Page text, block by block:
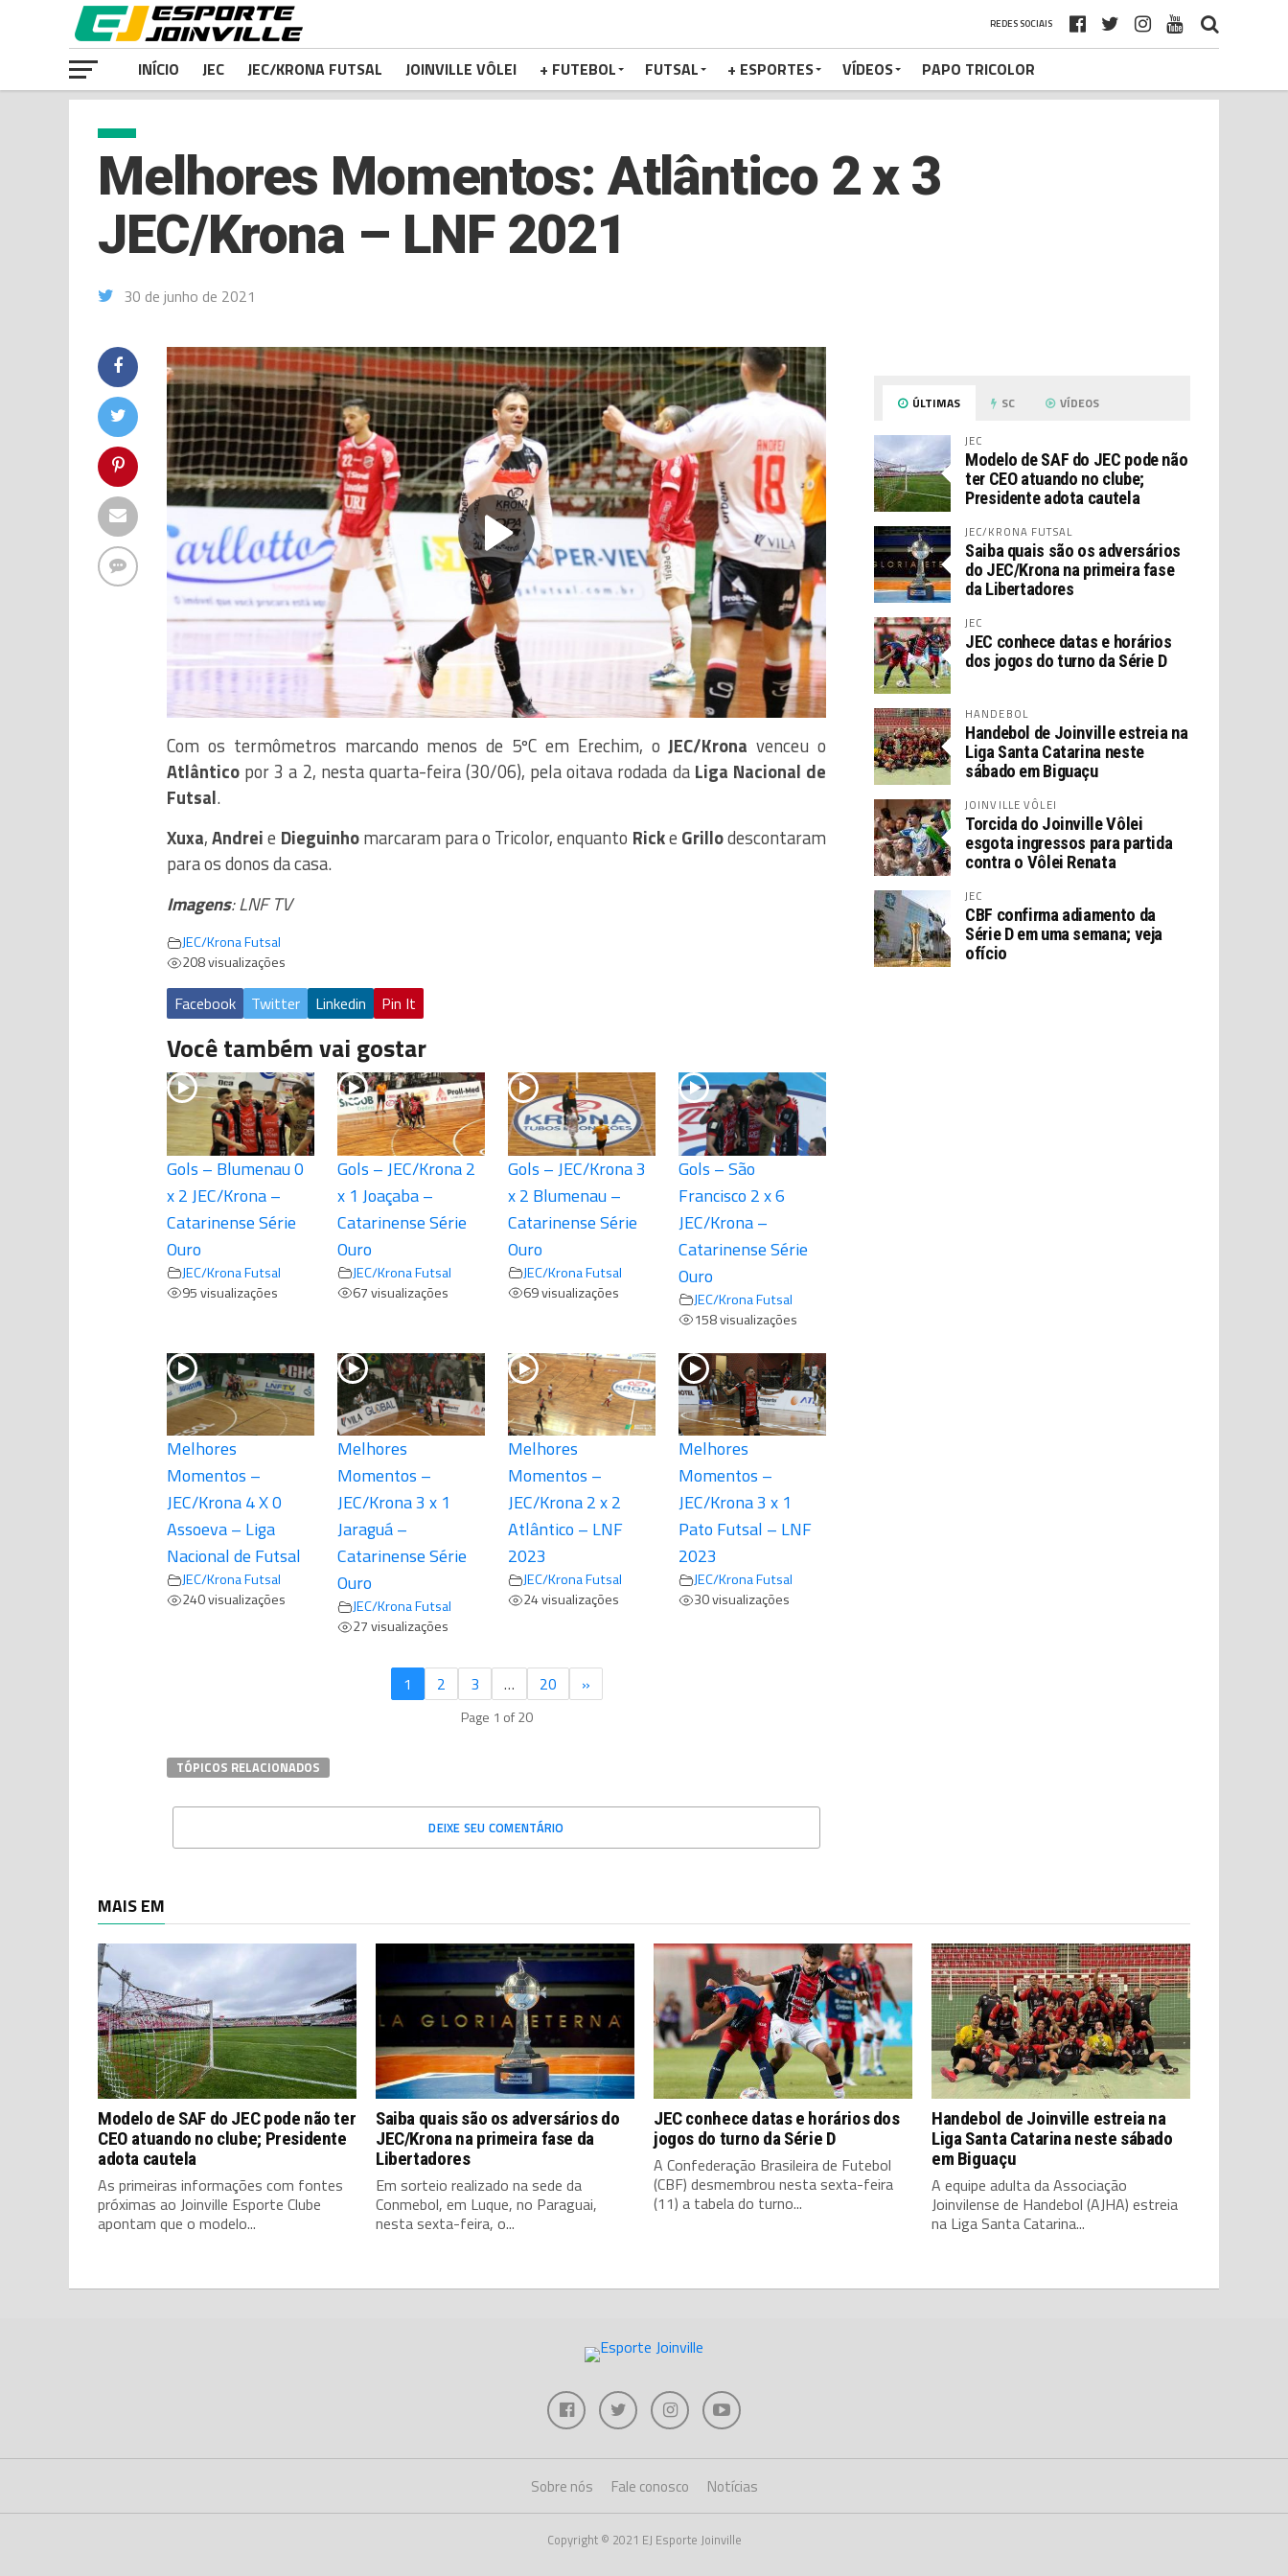
REDES SOCIAIS
INÍCIO JEC JEC/KRONA FUTSAL JOINVILLE VÔLEI + FUTEBOL FUTSAL + ESPORTES VÍDEOS PAPO TRICOLOR
Melhores Momentos: Atlântico 2 x 3
JEC/Krona – LNF 2021
30 de junho de 2021
Com os termômetros marcando menos de 5ºC em Erechim, oJEC/Krona venceu o
Atlântico por 3 a 2, nesta quarta-feira (30/06), pela oitava rodada da Liga Nacional de
Futsal.
Xuxa,Andreie Dieguinhomarcaram para o Tricolor, enquanto Ricke Grillodescontaram
para os donos da casa.
Imagens: LNF TV
JEC/Krona Futsal
208 visualizações
Facebook Twitter Linkedin Pin It
Você também vai gostar
Gols – Blumenau 0
x 2 JEC/Krona –
Catarinense Série
Ouro
JEC/Krona Futsal
95 visualizações
Gols – JEC/Krona 2
x 1 Joaçaba –
Catarinense Série
Ouro
JEC/Krona Futsal
67 visualizações
Gols – JEC/Krona 3
x 2 Blumenau –
Catarinense Série
Ouro
JEC/Krona Futsal
69 visualizações
Gols – São
Francisco 2 x 6
JEC/Krona –
Catarinense Série
Ouro
JEC/Krona Futsal
158 visualizações
Melhores
Momentos –
JEC/Krona 4 X 0
Assoeva – Liga
Nacional de Futsal
JEC/Krona Futsal
240 visualizações
Melhores
Momentos –
JEC/Krona 3 x 1
Jaraguá –
Catarinense Série
Ouro
JEC/Krona Futsal
27 visualizações
Melhores
Momentos –
JEC/Krona 2 x 2
Atlântico – LNF
2023
JEC/Krona Futsal
24 visualizações
Melhores
Momentos –
JEC/Krona 3 x 1
Pato Futsal – LNF
2023
JEC/Krona Futsal
30 visualizações
1 2 3 … 20 »
Page 1 of 20
TÓPICOS RELACIONADOS
DEIXE SEU COMENTÁRIO
ÚLTIMAS SC VÍDEOS
JEC
Modelo de SAF do JEC pode não
ter CEO atuando no clube;
Presidente adota cautela
JEC/KRONA FUTSAL
Saiba quais são os adversários
do JEC/Krona na primeira fase
da Libertadores
JEC
JEC conhece datas e horários
dos jogos do turno da Série D
HANDEBOL
Handebol de Joinville estreia na
Liga Santa Catarina neste
sábado em Biguaçu
JOINVILLE VÔLEI
Torcida do Joinville Vôlei
esgota ingressos para partida
contra o Vôlei Renata
JEC
CBF confirma adiamento da
Série D em uma semana; veja
ofício
MAIS EM
Modelo de SAF do JEC pode não ter
CEO atuando no clube; Presidente
adota cautela
As primeiras informações com fontes
próximas ao Joinville Esporte Clube
apontam que o modelo...
Saiba quais são os adversários do
JEC/Krona na primeira fase da
Libertadores
Em sorteio realizado na sede da
Conmebol, em Luque, no Paraguai,
nesta sexta-feira, o...
JEC conhece datas e horários dos
jogos do turno da Série D
A Confederação Brasileira de Futebol
(CBF) desmembrou nesta sexta-feira
(11) a tabela do turno...
Handebol de Joinville estreia na
Liga Santa Catarina neste sábado
em Biguaçu
A equipe adulta da Associação
Joinvilense de Handebol (AJHA) estreia
na Liga Santa Catarina...
Sobre nós Fale conosco Notícias
Copyright © 2021 EJ Esporte Joinville